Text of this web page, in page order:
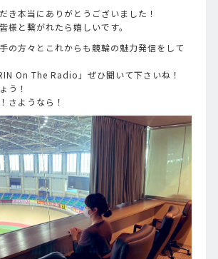
き本当にありがとうございました！
様と繋がれたら嬉しいです。
の方々とこれからも競輪の魅力発信をして
On The Radio」ぜひ聞いて下さいね！
う！
さようなら！